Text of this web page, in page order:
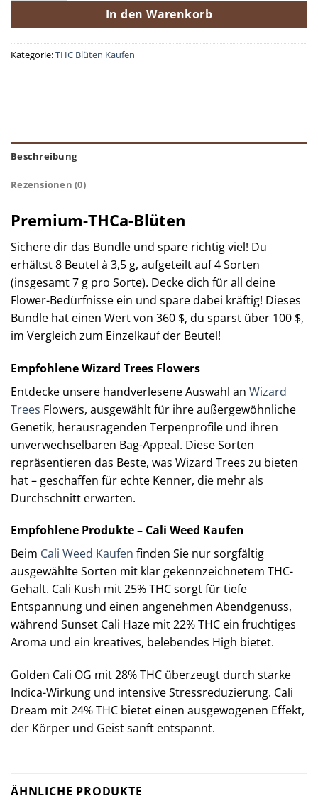
In den Warenkorb
Kategorie:THC Blüten Kaufen
Beschreibung
Rezensionen (0)
Premium-THCa-Blüten
Sichere dir das Bundle und spare richtig viel! Du
erhältst 8 Beutel à 3,5 g, aufgeteilt auf 4 Sorten
(insgesamt 7 g pro Sorte). Decke dich für all deine
Flower-Bedürfnisse ein und spare dabei kräftig! Dieses
Bundle hat einen Wert von 360 $, du sparst über 100 $,
im Vergleich zum Einzelkauf der Beutel!
Empfohlene Wizard Trees Flowers
Entdecke unsere handverlesene Auswahl an Wizard
Trees Flowers, ausgewählt für ihre außergewöhnliche
Genetik, herausragenden Terpenprofile und ihren
unverwechselbaren Bag-Appeal. Diese Sorten
repräsentieren das Beste, was Wizard Trees zu bieten
hat – geschaffen für echte Kenner, die mehr als
Durchschnitt erwarten.
Empfohlene Produkte – Cali Weed Kaufen
Beim Cali Weed Kaufen finden Sie nur sorgfältig
ausgewählte Sorten mit klar gekennzeichnetem THC-
Gehalt. Cali Kush mit 25% THC sorgt für tiefe
Entspannung und einen angenehmen Abendgenuss,
während Sunset Cali Haze mit 22% THC ein fruchtiges
Aroma und ein kreatives, belebendes High bietet.
Golden Cali OG mit 28% THC überzeugt durch starke
Indica-Wirkung und intensive Stressreduzierung. Cali
Dream mit 24% THC bietet einen ausgewogenen Effekt,
der Körper und Geist sanft entspannt.
ÄHNLICHE PRODUKTE